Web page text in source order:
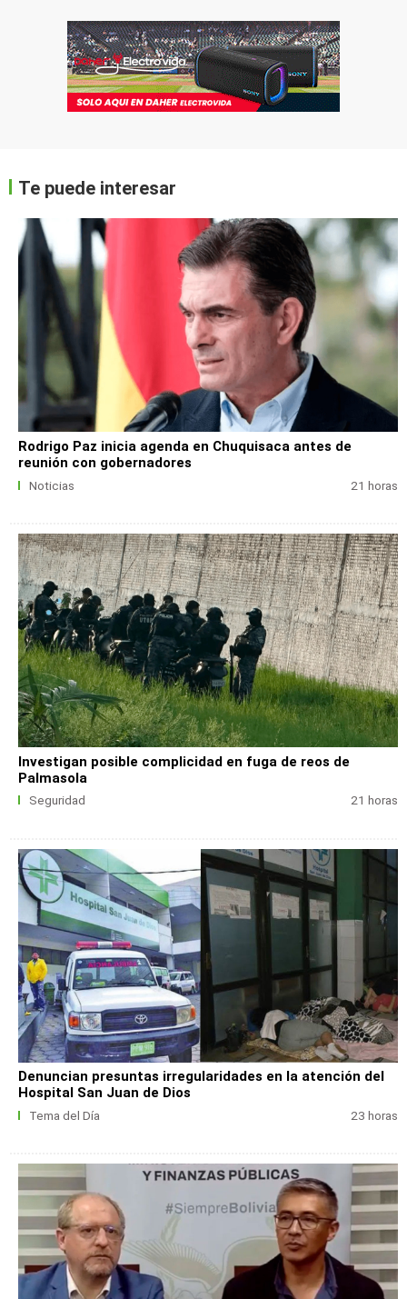
Te puede interesar
Rodrigo Paz inicia agenda en Chuquisaca antes de
reunión con gobernadores
Noticias 21 horas
Investigan posible complicidad en fuga de reos de
Palmasola
Seguridad 21 horas
Denuncian presuntas irregularidades en la atención del
Hospital San Juan de Dios
Tema del Día 23 horas